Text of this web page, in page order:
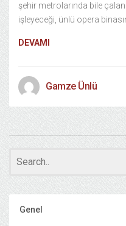
şehir metrolarında bile
işleyeceği, ünlü opera
DEVAMI
Gamze Ünlü
Genel